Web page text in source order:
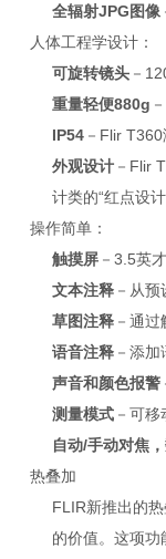
全辐射JPG图像
人体工程学设计：
可旋转镜头 －
重量轻便880g
IP54 －Flir
外观设计 －Flir
计类的“红点设
操作简单：
触摸屏 －3.5英
文本注释 －从
草图注释 －通
语音注释 －添
声音和颜色报警
测量模式 －可
自动/手动对焦
热叠加
FLIR新推出的
的价值。这项